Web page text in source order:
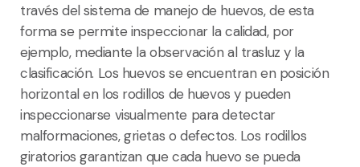
través del sistema de manejo de huevos, de esta
forma se permite inspeccionar la calidad, por
ejemplo, mediante la observación al trasluz y la
clasificación. Los huevos se encuentran en posición
horizontal en los rodillos de huevos y pueden
inspeccionarse visualmente para detectar
malformaciones, grietas o defectos. Los rodillos
giratorios garantizan que cada huevo se pueda